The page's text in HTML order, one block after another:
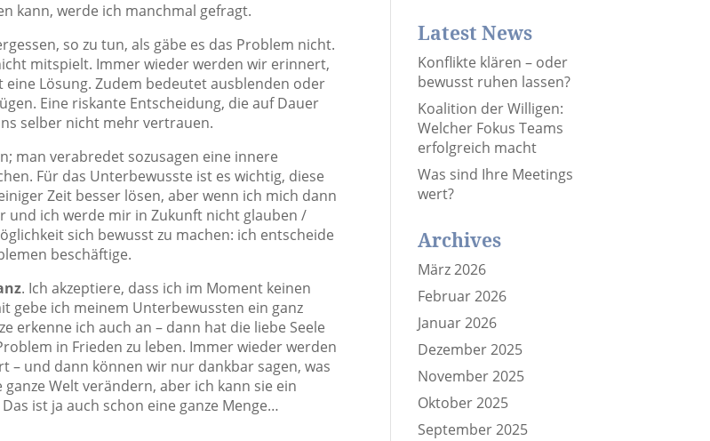
kann, werde ich manchmal gefragt.
so zu tun, als gäbe es das Problem nicht.
mitspielt. Immer wieder werden wir erinnert,
Lösung. Zudem bedeutet ausblenden oder
Eine riskante Entscheidung, die auf Dauer
selber nicht mehr vertrauen.
man verabredet sozusagen eine innere
Für das Unterbewusste ist es wichtig, diese
Zeit besser lösen, aber wenn ich mich dann
und ich werde mir in Zukunft nicht glauben /
sich bewusst zu machen: ich entscheide
beschäftige.
. Ich akzeptiere, dass ich im Moment keinen
gebe ich meinem Unterbewussten ein ganz
erkenne ich auch an – dann hat die liebe Seele
in Frieden zu leben. Immer wieder werden
und dann können wir nur dankbar sagen, was
Welt verändern, aber ich kann sie ein
ist ja auch schon eine ganze Menge…
Latest News
Konflikte klären – oder
bewusst ruhen lassen?
Koalition der Willigen:
Welcher Fokus Teams
erfolgreich macht
Was sind Ihre Meetings
wert?
Archives
März 2026
Februar 2026
Januar 2026
Dezember 2025
November 2025
Oktober 2025
September 2025